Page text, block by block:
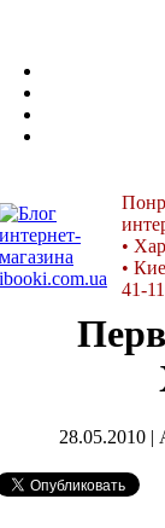
•
•
41-11
28.05.2010 |